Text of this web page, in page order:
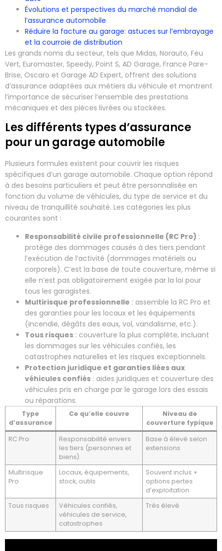
Évolutions et perspectives du marché mondial de
l’assurance automobile
Réduire la facture au garage: astuces sur l’embrayage
et la courroie de distribution
Les grands noms du secteur, tels que Midas, Norauto, Feu
Vert, Euromaster, Speedy, Point S, AD Garage, France Pare-
Brise, Oscaro et Garage AD Expert, offrent des solutions
d’assurance adaptées aux métiers du véhicule et montrent
l’importance de sécuriser l’ensemble des prestations
mécaniques et des pièces livrées ou stockées.
Les différents types d’assurance
pour un garage automobile
Plusieurs formules existent pour couvrir les risques
spécifiques d’un garage automobile. Chaque option répond
à des besoins particuliers et peut être personnalisée en
fonction du volume de véhicules, du type de service et du
niveau de tranquillité souhaité. Les catégories les plus
courantes sont :
Responsabilité civile professionnelle (RC Pro) :
protège des dommages causés à des tiers pendant
l’exécution de l’activité (dommages matériels ou
corporels). C’est la base de toute couverture, même si
elle n’est pas obligatoirement exigée par la loi pour
tous les garagistes.
Multirisque professionnelle : assemble la RC Pro et
des garanties pour les locaux et les équipements
(incendie, dégâts des eaux, vol, vandalisme, etc.).
Tous risques : couverture la plus complète, incluant
les dommages sur les véhicules confiés, les
catastrophes naturelles et les risques exceptionnels.
Protection juridique et garanties liées aux
véhicules confiés : aides juridiques et couverture des
véhicules pris en charge par le garage lors des essais
ou réparations.
Type
d’assurance
Ce qu’elle couvre
Niveau de
couverture typique
RC Pro
Responsabilité envers
les tiers (personnes et
biens)
Base à élevé selon
extensions
Multirisque
Pro
Locaux, équipements,
stock, outils
Souvent inclus +
options pertes
d’exploitation
Tous risques
Véhicules confiés,
véhicules de service,
catastrophes
Très élevé